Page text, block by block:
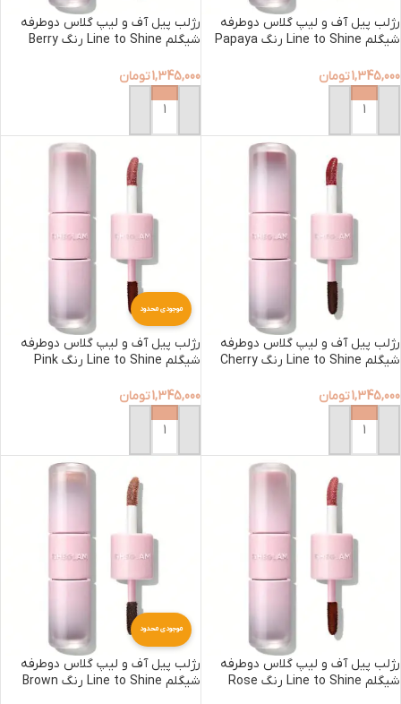
رژلب پیل آف و لیپ گلاس دوطرفه
شیگلم Line to Shine رنگ Papaya
1,345,000تومان
افزودن به سبد خرید
رژلب پیل آف و لیپ گلاس دوطرفه
شیگلم Line to Shine رنگ Berry
1,345,000تومان
افزودن به سبد خرید
رژلب پیل آف و لیپ گلاس دوطرفه
شیگلم Line to Shine رنگ Cherry
1,345,000تومان
افزودن به سبد خرید
موجودی محدود
رژلب پیل آف و لیپ گلاس دوطرفه
شیگلم Line to Shine رنگ Pink
1,345,000تومان
افزودن به سبد خرید
رژلب پیل آف و لیپ گلاس دوطرفه
شیگلم Line to Shine رنگ Rose
موجودی محدود
رژلب پیل آف و لیپ گلاس دوطرفه
شیگلم Line to Shine رنگ Brown